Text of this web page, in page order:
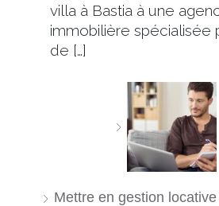
villa à Bastia à une
immobilière spécialisée
de […]
Mettre en gestion